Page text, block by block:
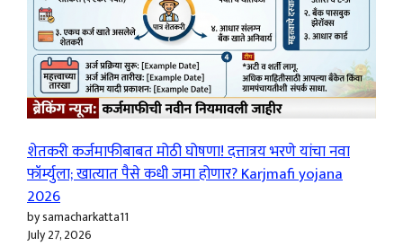
शेतकरी कर्जमाफीबाबत मोठी घोषणा! दत्तात्रय भरणे यांचा नवा
फॉर्म्युला; खात्यात पैसे कधी जमा होणार? Karjmafi yojana
2026
by samacharkatta11
July 27, 2026